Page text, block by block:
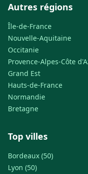
Autres régions
Île-de-France
Nouvelle-Aquitaine
Occitanie
Provence-Alpes-Côte
Grand Est
Hauts-de-France
Normandie
Bretagne
Top villes
Bordeaux (50)
Lyon (50)